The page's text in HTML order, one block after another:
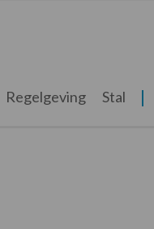
Regelgeving Stal